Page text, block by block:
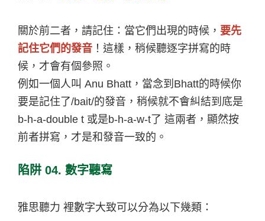
關於前二者，請記住：當它們出現的時候， 要先
記住它們的發音 ！這樣，稍候聽逐字拼寫的時
候，才會有個參照。
例如一個人叫 Anu Bhatt，當念到Bhatt的時候你
要是記住了/bait/的發音，稍候就不會糾結到底是
b-h-a-double t 或是b-h-a-w-t了 這兩者，顯然按
前者拼寫，才是和發音一致的。
陷阱 04. 數字聽寫
雅思聽力 裡數字大致可以分為以下幾類：